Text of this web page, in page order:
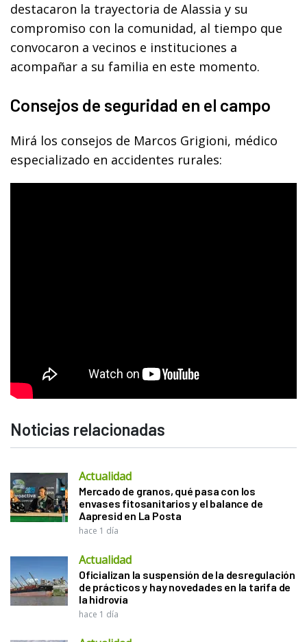
destacaron la trayectoria de Alassia y su
compromiso con la comunidad, al tiempo que
convocaron a vecinos e instituciones a
acompañar a su familia en este momento.
Consejos de seguridad en el campo
Mirá los consejos de Marcos Grigioni, médico
especializado en accidentes rurales:
Noticias relacionadas
Actualidad
Mercado de granos, qué pasa con los
envases fitosanitarios y el balance de
Aapresid en La Posta
hace 1 día
Actualidad
Oficializan la suspensión de la desregulación
de prácticos y hay novedades en la tarifa de
la hidrovía
hace 1 día